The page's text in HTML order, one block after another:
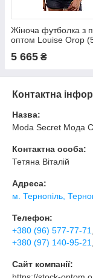
Жіноча футболка з
оптом Louise Orop
5 665 ₴
Контактна
Назва:
Moda Secret Мода
Контактна особа:
Тетяна Віталій
Адреса:
м. Тернопіль,
Телефон:
+380 (96) 577-77-71
+380 (97) 140-95-21
Сайт компанії: